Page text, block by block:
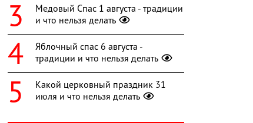
Медовый Спас 1 августа - традиции
и что нельзя делать
Яблочный спас 6 августа -
традиции и что нельзя делать
Какой церковный праздник 31
июля и что нельзя делать